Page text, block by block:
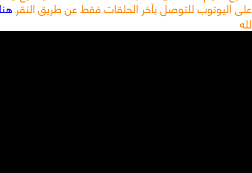
اليوتوب للتوصل بآخر الحلقات فقط عن طريق النقرهنا